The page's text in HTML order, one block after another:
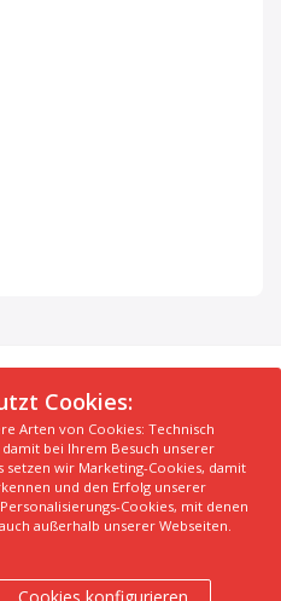
FAQ
Unsere Top Maschinen #1
Unsere Top Maschinen #3
in der Nähe finden
Cookies:
Arten von Cookies: Technisch
bei Ihrem Besuch unserer
setzen wir Marketing-Cookies, damit
und den Erfolg unserer
Cookies, mit denen
außerhalb unserer Webseiten.